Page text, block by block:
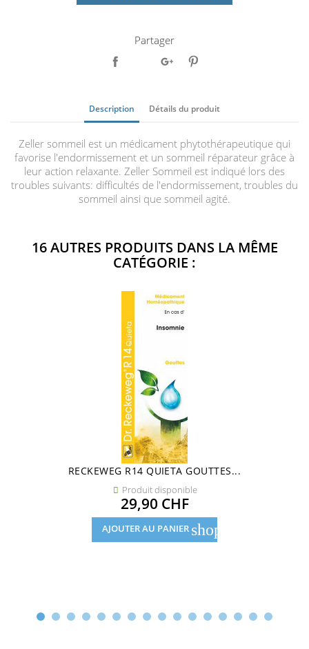
Partager
Description Détails du produit
Zeller sommeil est un médicament phytothérapeutique qui
favorise l'endormissement et un sommeil réparateur grâce à
leur action relaxante. Zeller Sommeil est indiqué lors des
troubles suivants: difficultés de l'endormissement, troubles du
sommeil ainsi que sommeil agité.
16 AUTRES PRODUITS DANS LA MÊME
CATÉGORIE :
RECKEWEG R14 QUIETA GOUTTES...
 Produit disponible
Prix
29,90 CHF
AJOUTER AU PANIER shopping_cart